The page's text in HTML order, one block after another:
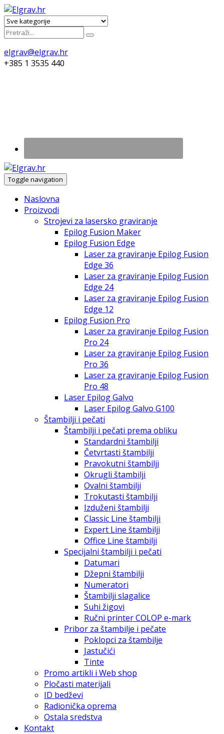
elgrav@elgrav.hr
+385 1 3535 440
Toggle navigation
Naslovna
Proizvodi
Strojevi za lasersko graviranje
Epilog Fusion Maker
Epilog Fusion Edge
Laser za graviranje Epilog Fusion
Edge 36
Laser za graviranje Epilog Fusion
Edge 24
Laser za graviranje Epilog Fusion
Edge 12
Epilog Fusion Pro
Laser za graviranje Epilog Fusion
Pro 24
Laser za graviranje Epilog Fusion
Pro 36
Laser za graviranje Epilog Fusion
Pro 48
Laser Epilog Galvo
Laser Epilog Galvo G100
Štambilji i pečati
Štambilji i pečati prema obliku
Standardni štambilji
Četvrtasti štambilji
Pravokutni štambilji
Okrugli štambilji
Ovalni štambilji
Trokutasti štambilji
Izduženi štambilji
Classic Line štambilji
Expert Line štambilji
Office Line štambilji
Specijalni štambilji i pečati
Datumari
Džepni štambilji
Numeratori
Štambilji slagalice
Suhi žigovi
Ručni printer COLOP e-mark
Pribor za štambilje i pečate
Poklopci za štambilje
Jastučići
Tinte
Promo artikli i Web shop
Pločasti materijali
ID bedževi
Radionička oprema
Ostala sredstva
Kontakt